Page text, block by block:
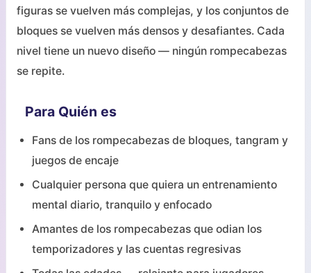
figuras se vuelven más complejas, y los conjuntos de
bloques se vuelven más densos y desafiantes. Cada
nivel tiene un nuevo diseño — ningún rompecabezas
se repite.
Para Quién es
Fans de los rompecabezas de bloques, tangram y
juegos de encaje
Cualquier persona que quiera un entrenamiento
mental diario, tranquilo y enfocado
Amantes de los rompecabezas que odian los
temporizadores y las cuentas regresivas